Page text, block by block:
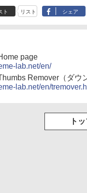
Labo)
も
も
し、
チディスプレイ電子
書籍リーダー、ブラ
調
持
ト リスト シェア
page
lab.net/en/
Remover（ダウ
lab.net/en/
ト